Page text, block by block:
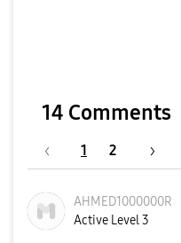
14 Comments
1 2
AHMED1000000R
Active Level 3